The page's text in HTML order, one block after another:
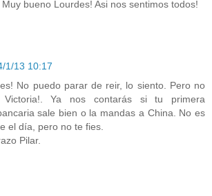
bueno Lourdes! Asi nos sentimos todos!
1/13 10:17
No puedo parar de reir, lo siento. Pero no
Victoria!. Ya nos contarás si tu primera
sale bien o la mandas a China. No es
el día, pero no te fies.
Pilar.